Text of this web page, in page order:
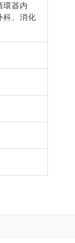
環器内
科、消化